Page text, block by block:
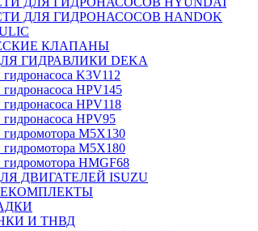
ДЛЯ ГИДРОНАСОСОВ HANDOK
КЛАПАНЫ
ГИДРАВЛИКИ DEKA
гидронасоса K3V112
гидронасоса HPV145
гидронасоса HPV118
гидронасоса HPV95
гидромотора M5X130
гидромотора M5X180
гидромотора HMGF68
ДВИГАТЕЛЕЙ ISUZU
И ТНВД